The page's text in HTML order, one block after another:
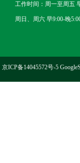
工作时间：周一至周五
周日、周六 早9:00-晚
京ICP备14045572号-5